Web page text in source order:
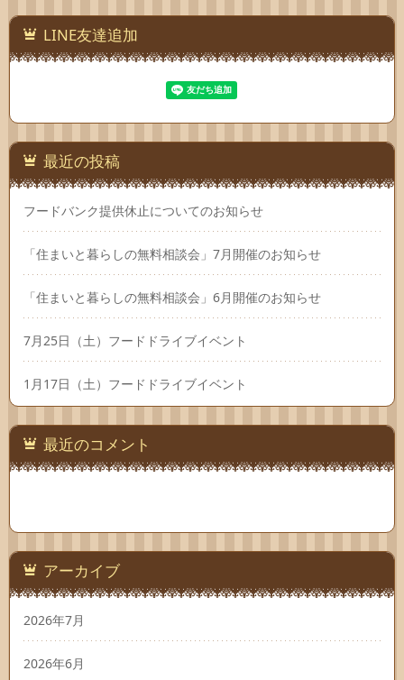
LINE友達追加
最近の投稿
フードバンク提供休止についてのお知らせ
「住まいと暮らしの無料相談会」7月開催のお知らせ
「住まいと暮らしの無料相談会」6月開催のお知らせ
7月25日（土）フードドライブイベント
1月17日（土）フードドライブイベント
最近のコメント
アーカイブ
2026年7月
2026年6月